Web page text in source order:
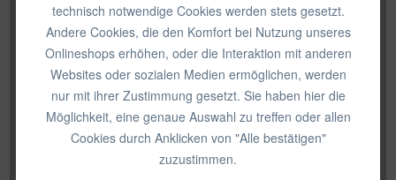
technisch notwendige Cookies werden stets gesetzt.
Andere Cookies, die den Komfort bei Nutzung unseres
Onlineshops erhöhen, oder die Interaktion mit anderen
Websites oder sozialen Medien ermöglichen, werden
nur mit ihrer Zustimmung gesetzt. Sie haben hier die
Möglichkeit, eine genaue Auswahl zu treffen oder allen
Cookies durch Anklicken von "Alle bestätigen"
zuzustimmen.